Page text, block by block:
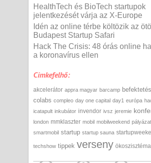
HealthTech és BioTech startupok
jelentkezését várja az X-Europe
Idén az online térbe költözik az
Budapest Startup Safari
Hack The Crisis: 48 órás online
a koronavírus ellen
Cimkefelhő:
akcelerátor appra magyar barcamp befektetés
colabs compleo day one capital day1 európa
icatapult inkubátor invendor ivsz jeremie
london mmklaszter mobil mobilweekend pályázat
smartmobil startup startup sauna
techshow tippek verseny ökoszisztéma